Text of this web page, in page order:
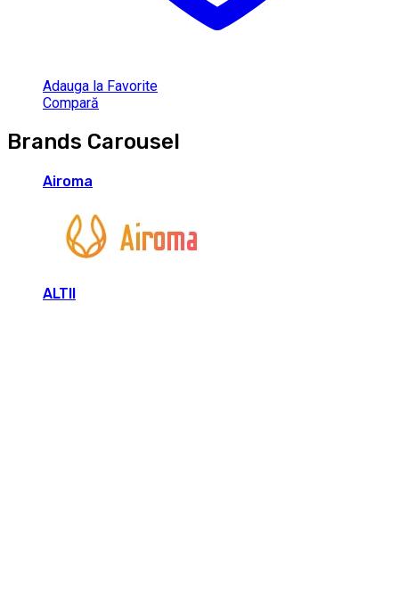
Adauga la Favorite
Compară
Brands Carousel
Airoma
ALTII